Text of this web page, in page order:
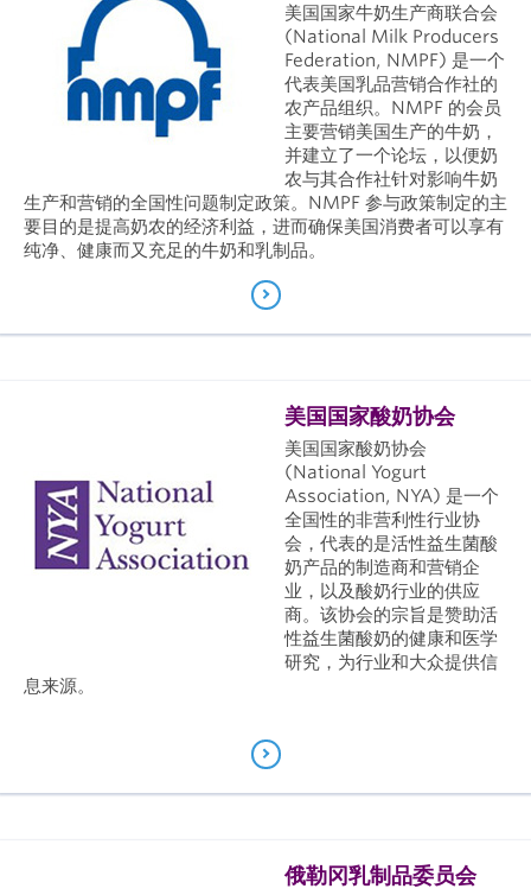
美国国家牛奶生产商联合会
(National Milk Producers
Federation, NMPF) 是一个
代表美国乳品营销合作社的
农产品组织。NMPF 的会员
主要营销美国生产的牛奶，
并建立了一个论坛，以便奶
农与其合作社针对影响牛奶
生产和营销的全国性问题制定政策。NMPF 参与政策制定的主
要目的是提高奶农的经济利益，进而确保美国消费者可以享有
纯净、健康而又充足的牛奶和乳制品。
美国国家酸奶协会
美国国家酸奶协会
(National Yogurt
Association, NYA) 是一个
全国性的非营利性行业协
会，代表的是活性益生菌酸
奶产品的制造商和营销企
业，以及酸奶行业的供应
商。该协会的宗旨是赞助活
性益生菌酸奶的健康和医学
研究，为行业和大众提供信
息来源。
俄勒冈乳制品委员会